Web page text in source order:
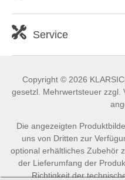
Service
Copyright © 2026
gesetzl. Mehrwertsteuer zzgl.
Die angezeigten
uns von Dritten zur
optional erhältliches Zubehör
der Lieferumfang der
Richtigkeit der